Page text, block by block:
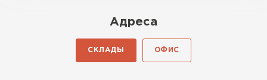
Адреса
СКЛАДЫ ОФИС